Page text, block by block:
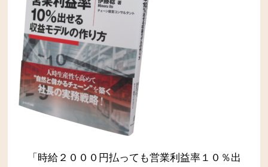
「時給２０００円払っても営業利益率１０％出